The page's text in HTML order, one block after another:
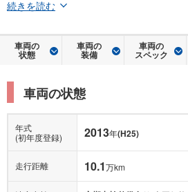
続きを読む
車両の
状態
車両の
装備
車両の
スペック
車両の状態
年式
(初年度登録)
2013年(H25)
走行距離 10.1万km